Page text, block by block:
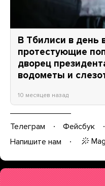
В Тбилиси в день
протестующие
дворец
водометы и
10 месяцев назад
Телеграм Фейсбук
Напишите нам